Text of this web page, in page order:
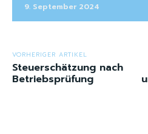
9. September 2024
VORHERIGER ARTIKEL
Steuerschätzung nach
Betriebsprüfung